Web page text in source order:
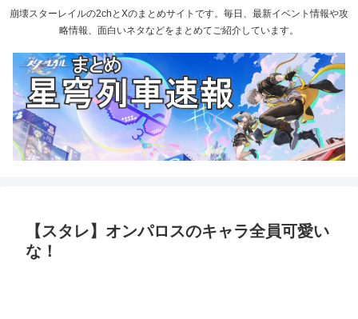
崩壊スターレイルの2chとXのまとめサイトです。毎日、最新イベント情報や攻
略情報、面白いネタなどをまとめてご紹介しています。
【スタレ】オンパロスのキャラ全員可愛い
な！